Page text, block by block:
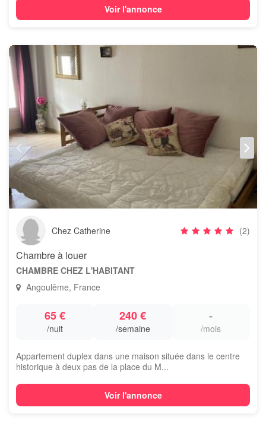
Voir l'annonce
Chez Catherine (2)
Chambre à louer
CHAMBRE CHEZ L'HABITANT
Angoulême, France
65 €
/nuit
240 €
/semaine
-
/mois
Appartement duplex dans une maison située dans le centre
historique à deux pas de la place du M...
Voir l'annonce